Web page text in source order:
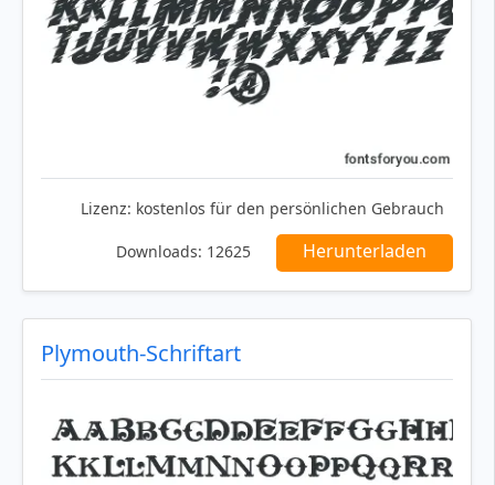
Lizenz: kostenlos für den persönlichen Gebrauch
Downloads: 12625 Herunterladen
Plymouth-Schriftart